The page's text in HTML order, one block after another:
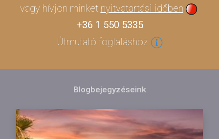
vagy hívjon minket nyitvatartási időben
+36 1 550 5335
Útmutató foglaláshoz
Blogbejegyzéseink